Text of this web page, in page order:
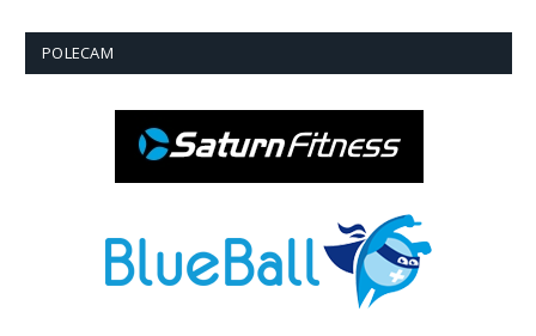
POLECAM